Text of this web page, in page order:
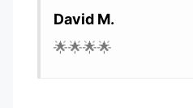
David M.
🌟🌟🌟🌟